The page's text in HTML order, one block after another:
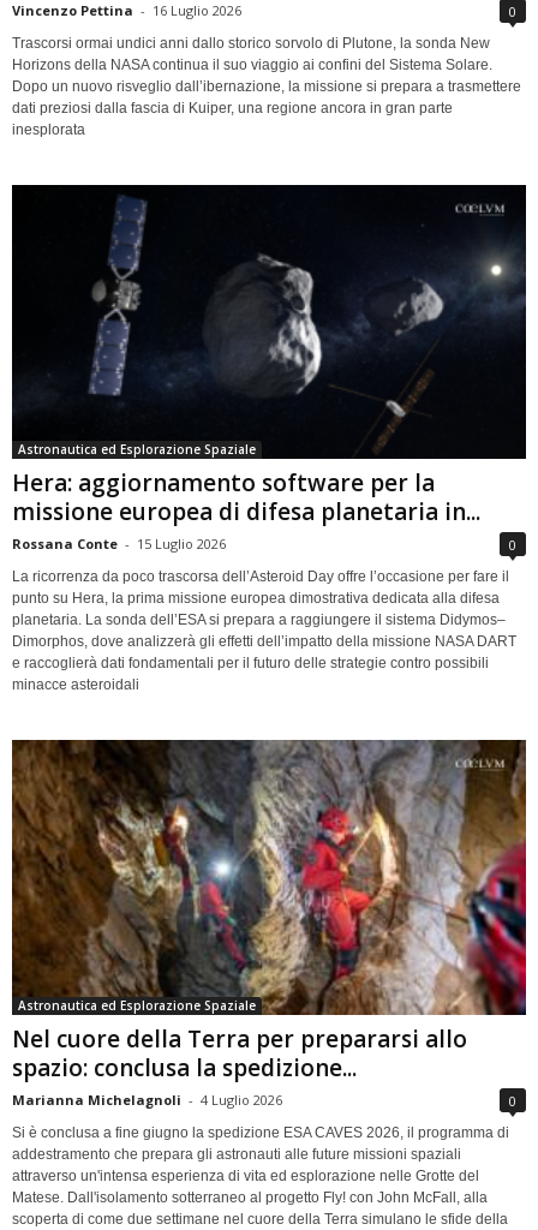
Vincenzo Pettina - 16 Luglio 2026 0
Trascorsi ormai undici anni dallo storico sorvolo di Plutone, la sonda New
Horizons della NASA continua il suo viaggio ai confini del Sistema Solare.
Dopo un nuovo risveglio dall’ibernazione, la missione si prepara a trasmettere
dati preziosi dalla fascia di Kuiper, una regione ancora in gran parte
inesplorata
Astronautica ed Esplorazione Spaziale
Hera: aggiornamento software per la
missione europea di difesa planetaria in...
Rossana Conte - 15 Luglio 2026 0
La ricorrenza da poco trascorsa dell’Asteroid Day offre l’occasione per fare il
punto su Hera, la prima missione europea dimostrativa dedicata alla difesa
planetaria. La sonda dell’ESA si prepara a raggiungere il sistema Didymos–
Dimorphos, dove analizzerà gli effetti dell’impatto della missione NASA DART
e raccoglierà dati fondamentali per il futuro delle strategie contro possibili
minacce asteroidali
Astronautica ed Esplorazione Spaziale
Nel cuore della Terra per prepararsi allo
spazio: conclusa la spedizione...
Marianna Michelagnoli - 4 Luglio 2026 0
Si è conclusa a fine giugno la spedizione ESA CAVES 2026, il programma di
addestramento che prepara gli astronauti alle future missioni spaziali
attraverso un'intensa esperienza di vita ed esplorazione nelle Grotte del
Matese. Dall'isolamento sotterraneo al progetto Fly! con John McFall, alla
scoperta di come due settimane nel cuore della Terra simulano le sfide della